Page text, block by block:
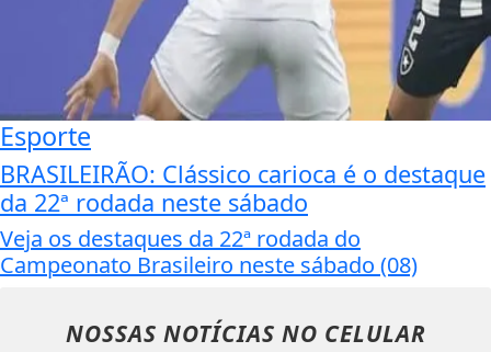
Esporte
BRASILEIRÃO: Clássico carioca é o destaque
da 22ª rodada neste sábado
Veja os destaques da 22ª rodada do
Campeonato Brasileiro neste sábado (08)
NOSSAS NOTÍCIAS NO CELULAR